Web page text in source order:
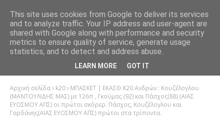
Αρχική σελίδα k20
ΜΠΑΣΚΕΤ | ΕΚΑΣΘ K20 Ανδρών : Κουζέλογλου
(ΜΑΝΤΟΥΛΙΔΗΣ ΜΑΣ) με 126π , Γκούμας (92) και Πάσχος(88) (ΑΙΑΣ
ΕΥΟΣΜΟΥ ΑΠΣ) οι πρώτοι σκόρερ. Πάσχος, Κουζέλογλου και
Γαρδάνης(ΑΙΑΣ ΕΥΟΣΜΟΥ ΑΠΣ) πρώτοι στα τρίποντα.
This site uses cookies from Google to deliver its services
and to analyze traffic. Your IP address and user-agent are
shared with Google along with performance and security
metrics to ensure quality of service, generate usage
statistics, and to detect and address abuse.
LEARN MORE GOT IT